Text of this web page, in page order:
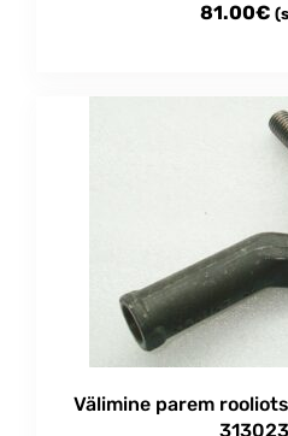
81.00€
Välimine parem